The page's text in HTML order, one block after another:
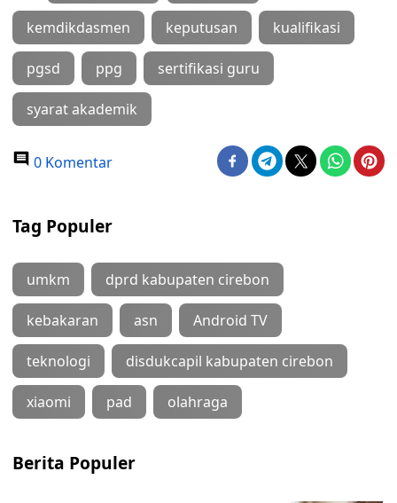
kemdikdasmen keputusan kualifikasi
pgsd ppg sertifikasi guru
syarat akademik
0 Komentar
Tag Populer
umkm dprd kabupaten cirebon
kebakaran asn Android TV
teknologi disdukcapil kabupaten cirebon
xiaomi pad olahraga
Berita Populer